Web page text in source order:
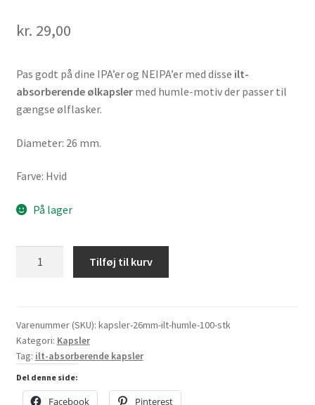
kr. 29,00
Pas godt på dine IPA’er og NEIPA’er med disse ilt-
absorberende ølkapslermed humle-motiv der passer til
gængse ølflasker.
Diameter: 26 mm.
Farve: Hvid
På lager
100
stk.
antal
Tilføj til kurv
Varenummer (SKU): kapsler-26mm-ilt-humle-100-stk
Kategori: Kapsler
Tag: ilt-absorberende kapsler
Del denne side:
Facebook Pinterest